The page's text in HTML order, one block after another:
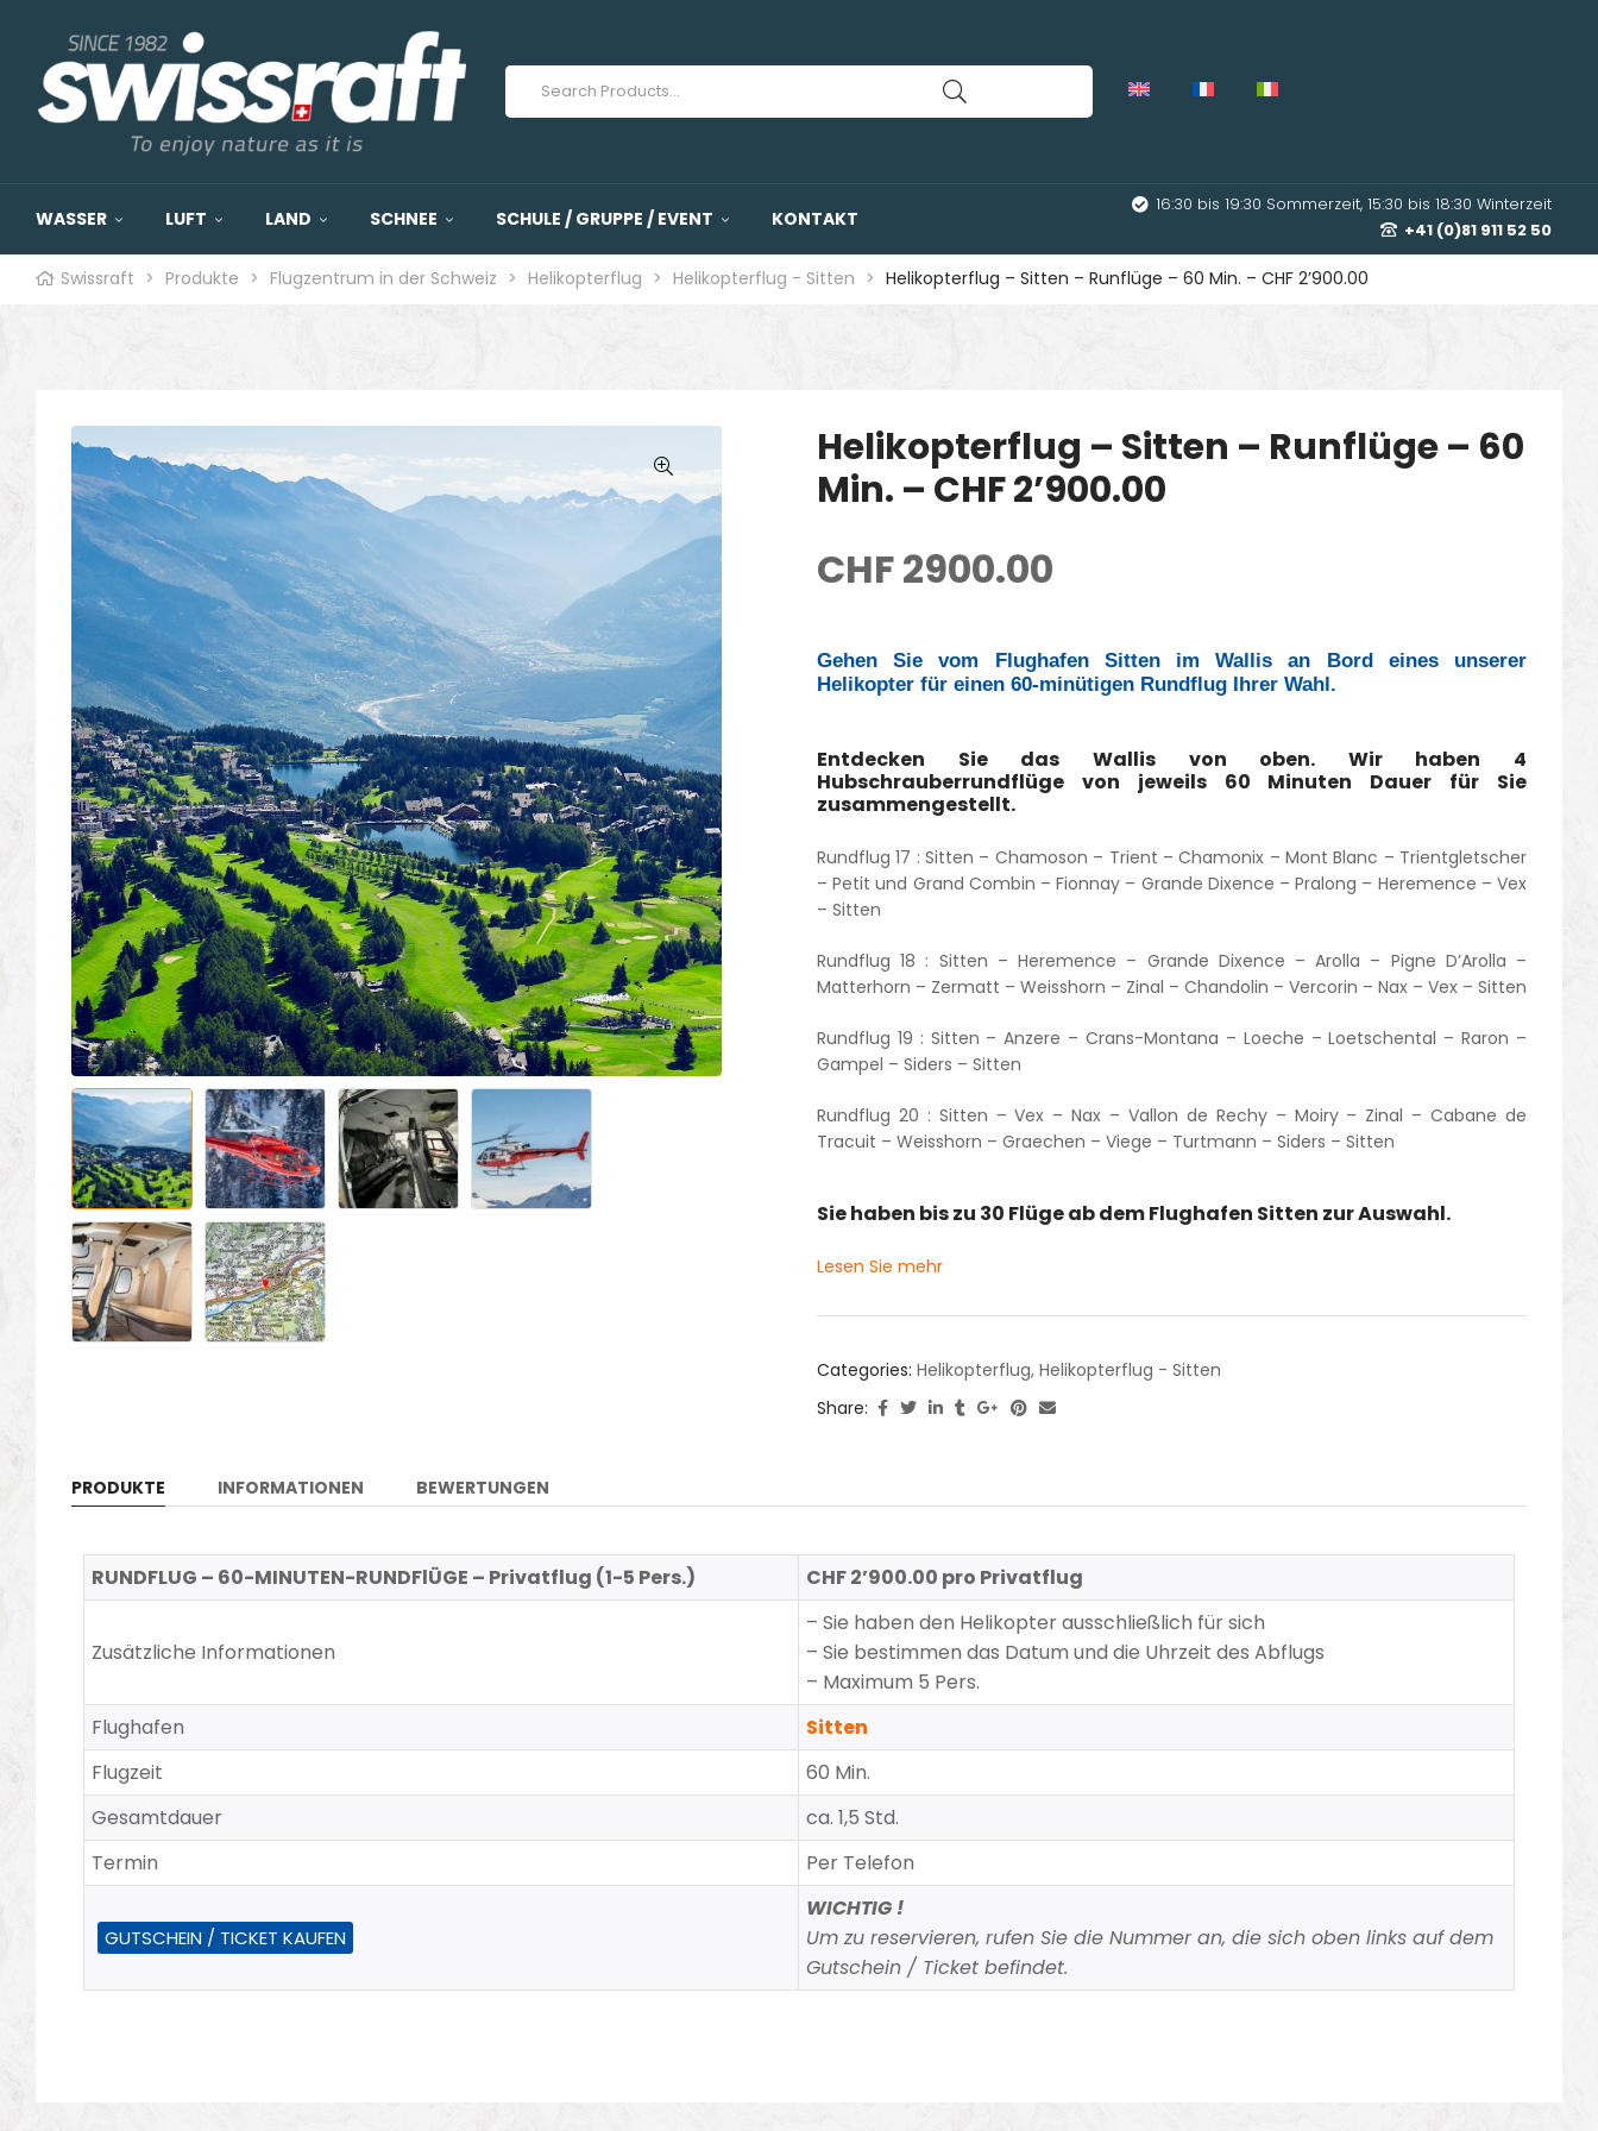
WASSER LUFT LAND SCHNEE SCHULE / GRUPPE / EVENT KONTAKT
16:30 bis 19:30 Sommerzeit, 15:30 bis 18:30 Winterzeit
+41 (0)81 911 52 50
Swissraft > Produkte > Flugzentrum in der Schweiz > Helikopterflug > Helikopterflug - Sitten > Helikopterflug – Sitten – Runflüge – 60 Min. – CHF 2’900.00
🔍
Helikopterflug – Sitten – Runflüge – 60
Min. – CHF 2’900.00
CHF2900.00
Gehen Sie vom Flughafen Sitten im Wallis an Bord eines unserer
Helikopter für einen 60-minütigen Rundflug Ihrer Wahl.
Entdecken Sie das Wallis von oben. Wir haben 4
Hubschrauberrundflüge von jeweils 60 Minuten Dauer für Sie
zusammengestellt.
Rundflug 17 : Sitten – Chamoson – Trient – Chamonix – Mont Blanc – Trientgletscher
– Petit und Grand Combin – Fionnay – Grande Dixence – Pralong – Heremence – Vex
– Sitten
Rundflug 18 : Sitten – Heremence – Grande Dixence – Arolla – Pigne D’Arolla –
Matterhorn – Zermatt – Weisshorn – Zinal – Chandolin – Vercorin – Nax – Vex – Sitten
Rundflug 19 : Sitten – Anzere – Crans-Montana – Loeche – Loetschental – Raron –
Gampel – Siders – Sitten
Rundflug 20 : Sitten – Vex – Nax – Vallon de Rechy – Moiry – Zinal – Cabane de
Tracuit – Weisshorn – Graechen – Viege – Turtmann – Siders – Sitten
Sie haben bis zu 30 Flüge ab dem Flughafen Sitten zur Auswahl.
Lesen Sie mehr
Categories: Helikopterflug, Helikopterflug - Sitten
Share:
PRODUKTE INFORMATIONEN BEWERTUNGEN
RUNDFLUG – 60-MINUTEN-RUNDFlÜGE – Privatflug (1-5 Pers.) CHF 2’900.00 pro Privatflug
Zusätzliche Informationen
– Sie haben den Helikopter ausschließlich für sich
– Sie bestimmen das Datum und die Uhrzeit des Abflugs
– Maximum 5 Pers.
Flughafen
Sitten
Flugzeit
60 Min.
Gesamtdauer
ca. 1,5 Std.
Termin
Per Telefon
GUTSCHEIN / TICKET KAUFEN
WICHTIG !
Um zu reservieren, rufen Sie die Nummer an, die sich oben links auf dem
Gutschein / Ticket befindet.